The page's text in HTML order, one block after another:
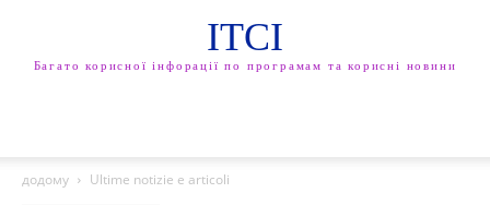
ITCI
Багато корисної інфорації по програмам та корисні новини
додому Ultime notizie e articoli